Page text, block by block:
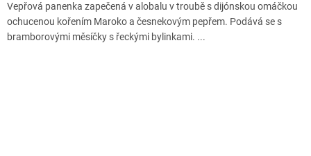
Vepřová panenka zapečená v alobalu v troubě s dijónskou omáčkou
ochucenou kořením Maroko a česnekovým pepřem. Podává se s
bramborovými měsíčky s řeckými bylinkami. ...